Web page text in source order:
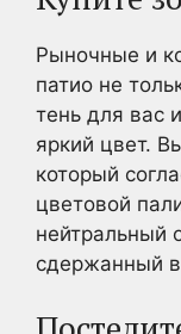
Рыночные и
патио не
тень для вас
яркий цвет.
который
цветовой
нейтральный
сдержанный